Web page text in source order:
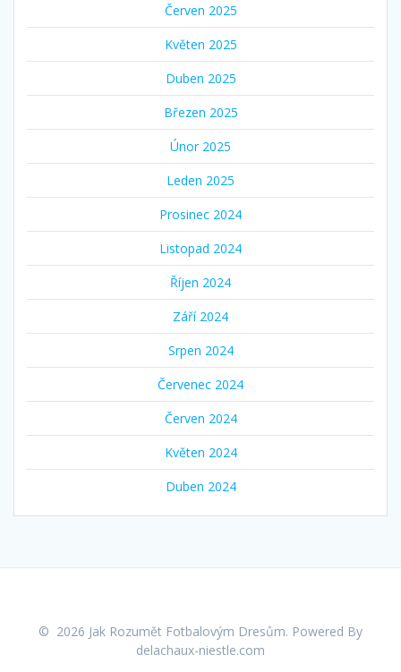
Červen 2025
Květen 2025
Duben 2025
Březen 2025
Únor 2025
Leden 2025
Prosinec 2024
Listopad 2024
Říjen 2024
Září 2024
Srpen 2024
Červenec 2024
Červen 2024
Květen 2024
Duben 2024
© 2026 Jak Rozumět Fotbalovým Dresům. Powered By
delachaux-niestle.com